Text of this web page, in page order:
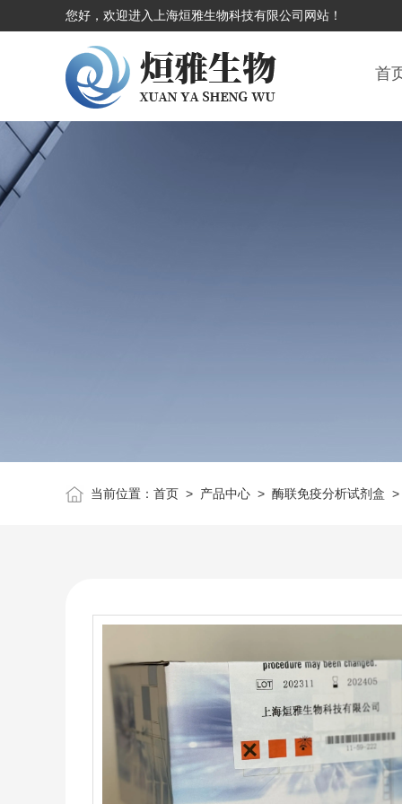
您好，欢迎进入上海烜雅生物科技有限公司网站！
首
当前位置： 首页> 产品中心> 酶联免疫分析试剂盒